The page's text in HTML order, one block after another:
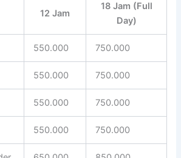
12 Jam
18 Jam (Full
Day)
550.000 750.000
550.000 750.000
550.000 750.000
550.000 750.000